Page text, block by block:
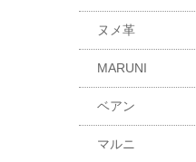
ヌメ革
MARUNI
ベアン
マルニ